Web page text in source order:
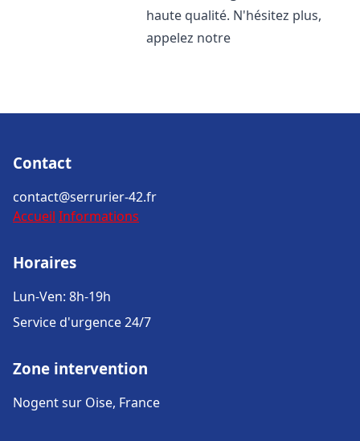
haute qualité. N'hésitez plus,
appelez notre
Contact
contact@serrurier-42.fr
Accueil Informations
Horaires
Lun-Ven: 8h-19h
Service d'urgence 24/7
Zone intervention
Nogent sur Oise, France